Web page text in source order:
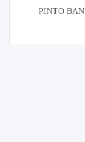
PINTO